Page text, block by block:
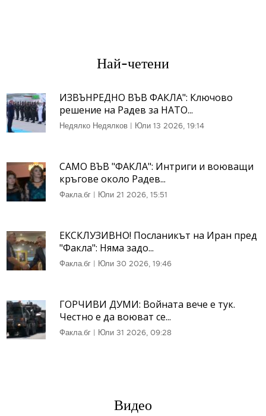
Най-четени
ИЗВЪНРЕДНО ВЪВ ФАКЛА": Ключово
решение на Радев за НАТО...
Недялко Недялков | Юли 13 2026, 19:14
САМО ВЪВ "ФАКЛА": Интриги и воюващи
кръгове около Радев...
Факла.бг | Юли 21 2026, 15:51
ЕКСКЛУЗИВНО! Посланикът на Иран пред
"Факла": Няма задо...
Факла.бг | Юли 30 2026, 19:46
ГОРЧИВИ ДУМИ: Войната вече е тук.
Честно е да воюват се...
Факла.бг | Юли 31 2026, 09:28
Видео